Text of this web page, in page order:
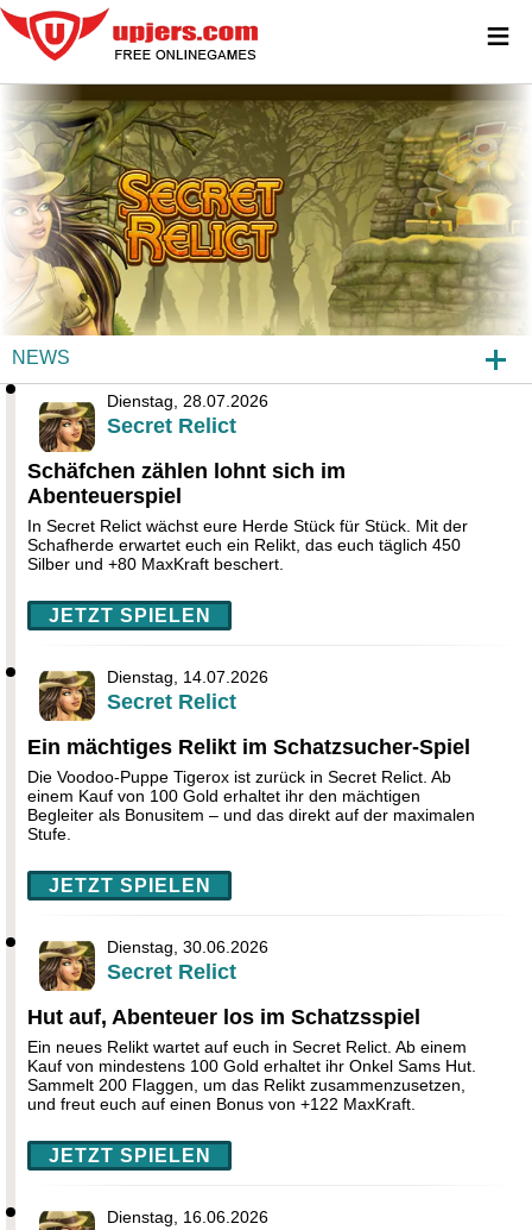
SECRET RELICT
NEWS
SPIELEINBLICKE
FAQ
Dienstag, 28.07.2026
Secret Relict
Schäfchen zählen lohnt sich im
Abenteuerspiel
In Secret Relict wächst eure Herde Stück für Stück. Mit der
Schafherde erwartet euch ein Relikt, das euch täglich 450
Silber und +80 MaxKraft beschert.
JETZT SPIELEN
Dienstag, 14.07.2026
Secret Relict
Ein mächtiges Relikt im Schatzsucher-Spiel
Die Voodoo-Puppe Tigerox ist zurück in Secret Relict. Ab
einem Kauf von 100 Gold erhaltet ihr den mächtigen
Begleiter als Bonusitem – und das direkt auf der maximalen
Stufe.
JETZT SPIELEN
Dienstag, 30.06.2026
Secret Relict
Hut auf, Abenteuer los im Schatzsspiel
Ein neues Relikt wartet auf euch in Secret Relict. Ab einem
Kauf von mindestens 100 Gold erhaltet ihr Onkel Sams Hut.
Sammelt 200 Flaggen, um das Relikt zusammenzusetzen,
und freut euch auf einen Bonus von +122 MaxKraft.
JETZT SPIELEN
Dienstag, 16.06.2026
≡